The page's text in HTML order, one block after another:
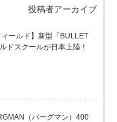
投稿者アーカイブ
ィールド】新型「BULLET
ドスクールが⽇本上陸！
（バーグマン）400